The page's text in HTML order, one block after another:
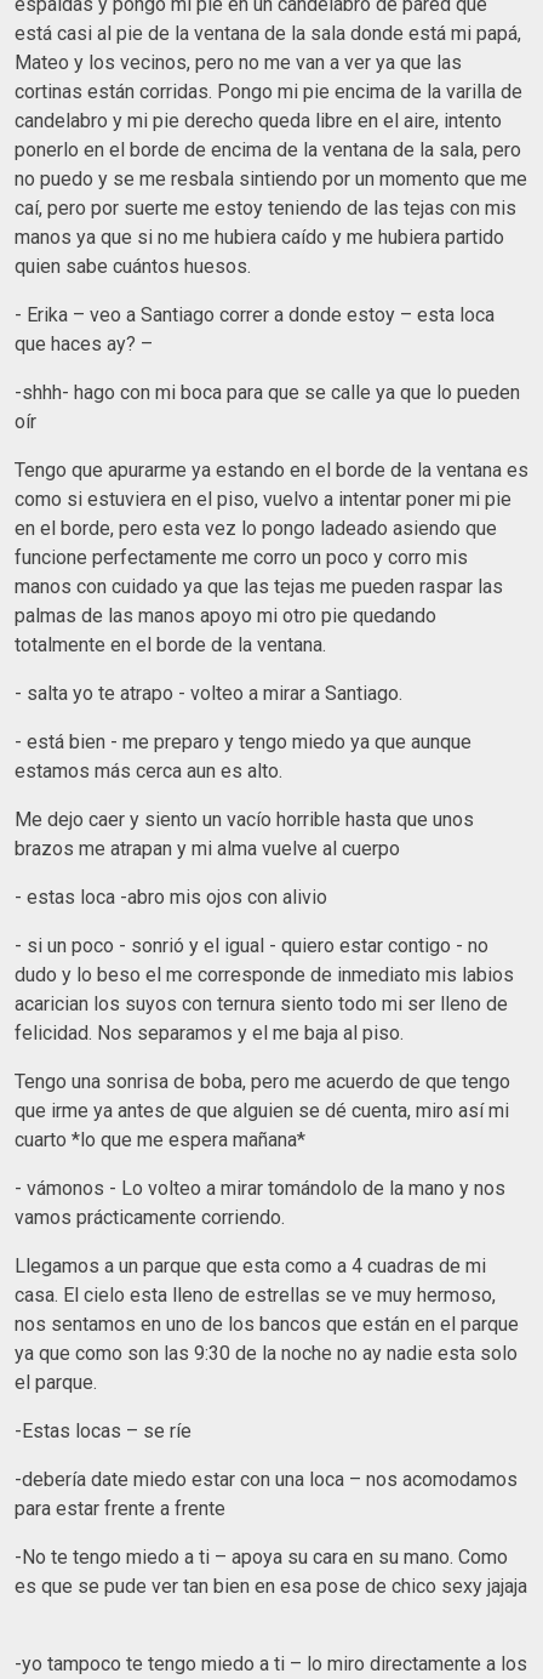
está casi al pie de la ventana de la sala donde está mi papá,
Mateo y los vecinos, pero no me van a ver ya que las
cortinas están corridas. Pongo mi pie encima de la varilla de
candelabro y mi pie derecho queda libre en el aire, intento
ponerlo en el borde de encima de la ventana de la sala, pero
no puedo y se me resbala sintiendo por un momento que me
caí, pero por suerte me estoy teniendo de las tejas con mis
manos ya que si no me hubiera caído y me hubiera partido
quien sabe cuántos huesos.
- Erika – veo a Santiago correr a donde estoy – esta loca
que haces ay? –
-shhh- hago con mi boca para que se calle ya que lo pueden
oír
Tengo que apurarme ya estando en el borde de la ventana es
como si estuviera en el piso, vuelvo a intentar poner mi pie
en el borde, pero esta vez lo pongo ladeado asiendo que
funcione perfectamente me corro un poco y corro mis
manos con cuidado ya que las tejas me pueden raspar las
palmas de las manos apoyo mi otro pie quedando
totalmente en el borde de la ventana.
- salta yo te atrapo - volteo a mirar a Santiago.
- está bien - me preparo y tengo miedo ya que aunque
estamos más cerca aun es alto.
Me dejo caer y siento un vacío horrible hasta que unos
brazos me atrapan y mi alma vuelve al cuerpo
- estas loca -abro mis ojos con alivio
- si un poco - sonrió y el igual - quiero estar contigo - no
dudo y lo beso el me corresponde de inmediato mis labios
acarician los suyos con ternura siento todo mi ser lleno de
felicidad. Nos separamos y el me baja al piso.
Tengo una sonrisa de boba, pero me acuerdo de que tengo
que irme ya antes de que alguien se dé cuenta, miro así mi
cuarto *lo que me espera mañana*
- vámonos - Lo volteo a mirar tomándolo de la mano y nos
vamos prácticamente corriendo.
Llegamos a un parque que esta como a 4 cuadras de mi
casa. El cielo esta lleno de estrellas se ve muy hermoso,
nos sentamos en uno de los bancos que están en el parque
ya que como son las 9:30 de la noche no ay nadie esta solo
el parque.
-Estas locas – se ríe
-debería date miedo estar con una loca – nos acomodamos
para estar frente a frente
-No te tengo miedo a ti – apoya su cara en su mano. Como
es que se pude ver tan bien en esa pose de chico sexy jajaja
-yo tampoco te tengo miedo a ti – lo miro directamente a los